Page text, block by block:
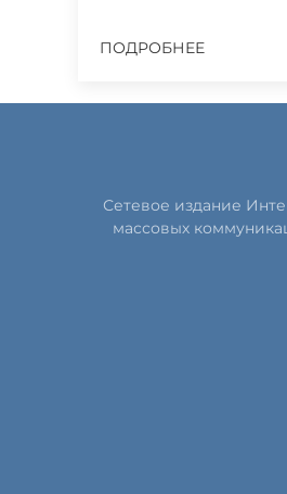
ПОДРОБНЕЕ
Сетевое издание
массовых